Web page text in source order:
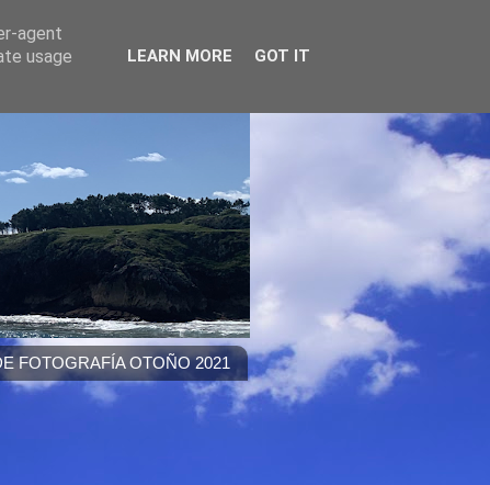
FOTOGRAFÍA OTOÑO 2021
agent
usage
LEARN MORE GOT IT